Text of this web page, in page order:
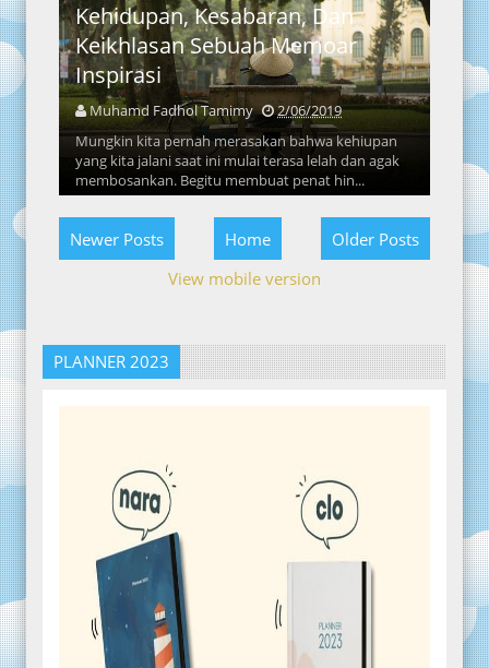
Kehidupan, Kesabaran, Dan
Keikhlasan Sebuah Memoar
Inspirasi
Muhamd Fadhol Tamimy
2/06/2019
Mungkin kita pernah merasakan bahwa kehiupan
yang kita jalani saat ini mulai terasa lelah dan agak
membosankan. Begitu membuat penat hin...
Newer Posts Older Posts
Home
View mobile version
PLANNER 2023